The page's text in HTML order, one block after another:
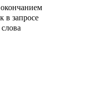
в запросе